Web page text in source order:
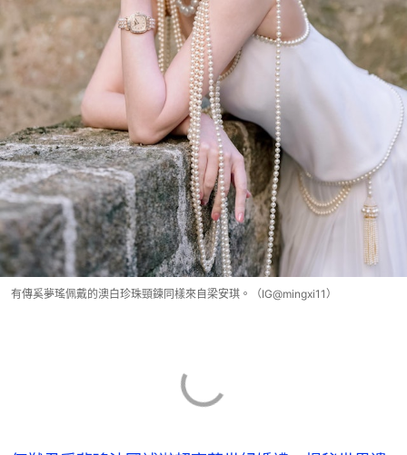
有傳奚夢瑤佩戴的澳白珍珠頸鍊同樣來自梁安琪。（IG@mingxi11）